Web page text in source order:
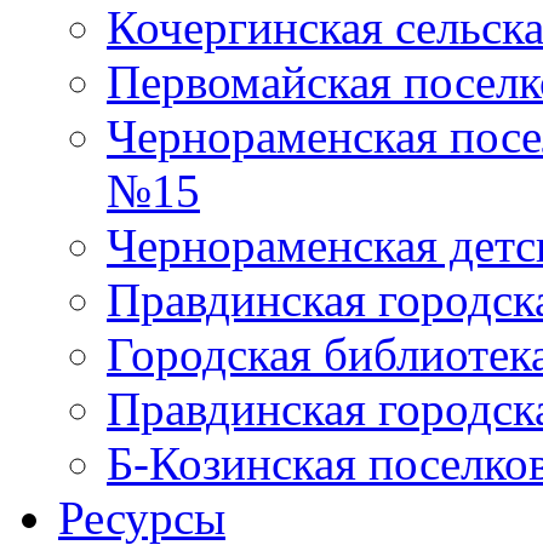
Кочергинская
Первомайская
Чернораменская
№15
Чернораменская
Правдинская
Городская
Правдинская
Б-Козинская
Ресурсы